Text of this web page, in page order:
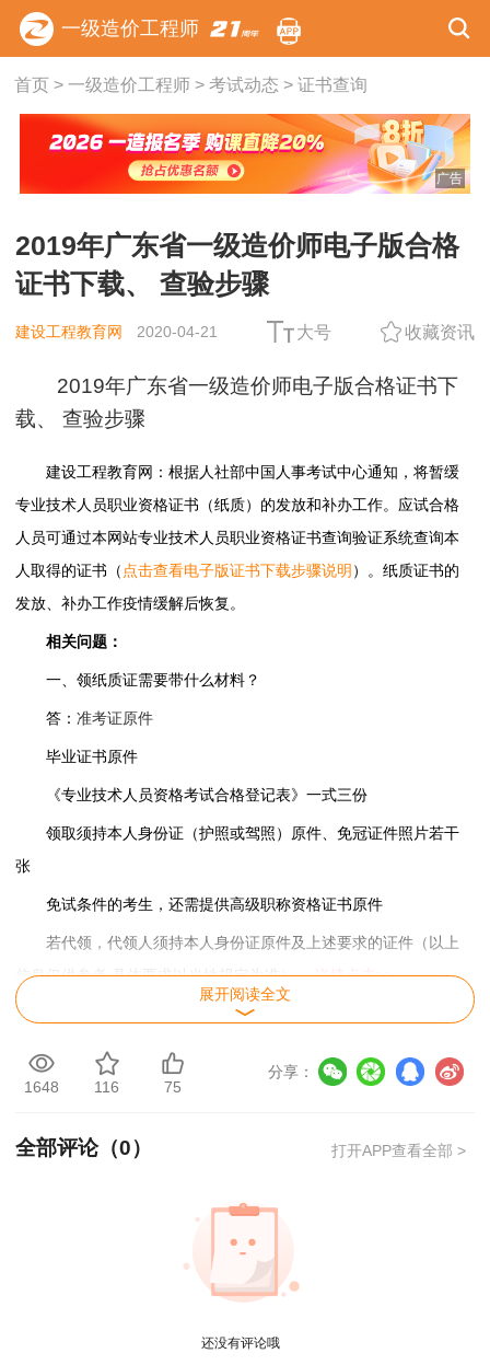
一级造价工程师
首页> 一级造价工程师> 考试动态 > 证书查询
广告
2019年广东省一级造价师电子版合格
证书下载、 查验步骤
建设工程教育网 2020-04-21 大号 收藏资讯
2019年广东省一级造价师电子版合格证书下
载、 查验步骤
建设工程教育网：根据人社部中国人事考试中心通知，将暂缓
专业技术人员职业资格证书（纸质）的发放和补办工作。应试合格
人员可通过本网站专业技术人员职业资格证书查询验证系统查询本
人取得的证书（ 点击查看电子版证书下载步骤说明 ）。纸质证书的
发放、补办工作疫情缓解后恢复。
相关问题：
一、领纸质证需要带什么材料？
答：准考证原件
毕业证书原件
《专业技术人员资格考试合格登记表》一式三份
领取须持本人身份证（护照或驾照）原件、免冠证件照片若干
张
免试条件的考生，还需提供高级职称资格证书原件
若代领，代领人须持本人身份证原件及上述要求的证件（以上
信息仅供参考,具体要求以当地规定为准）。详情点击>>
答：领取方式分两种，分别是现场领取和邮政邮递领取（仅部
分省份支持邮递领取，考生到时可查询当地人事考试网通知或者拨
三、必须在规定时间内领取吗？
宜，一般各地考试中心会代为保管，考生可拨打当地考试中心进行
四、证书领取通知到时候会在哪里公布？
http://www.cpta.com.cn/
展开阅读全文
1648 116 75
分享：
全部评论（0） 打开APP查看全部 >
还没有评论哦